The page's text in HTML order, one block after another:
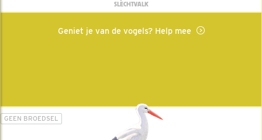
SLECHTVALK
Geniet je van de vogels? Help mee
GEEN BROEDSEL